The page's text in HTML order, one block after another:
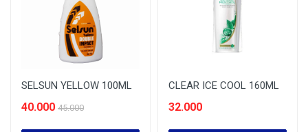
SELSUN YELLOW 100ML
40.000 45.000
CLEAR ICE COOL 160ML
32.000